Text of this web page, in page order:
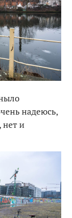
надеюсь,
нет и